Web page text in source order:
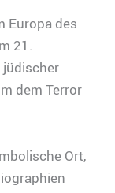
Europa des
21.
dem Terror
Ort,